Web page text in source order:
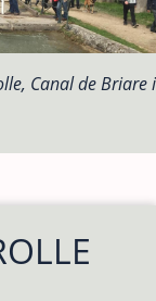
Canal de Briare